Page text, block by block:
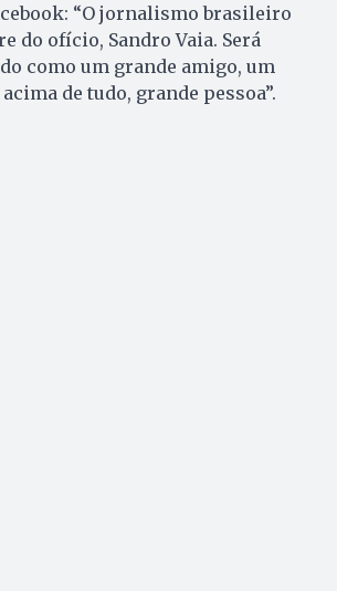
“O jornalismo brasileiro
do ofício, Sandro Vaia. Será
como um grande amigo, um
de tudo, grande pessoa”.